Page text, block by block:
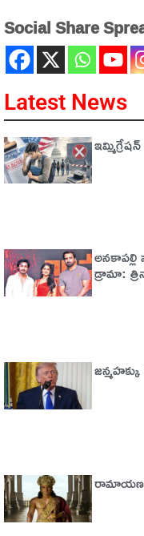
Social Share
Latest News
డ్రామా:
రామాయణ